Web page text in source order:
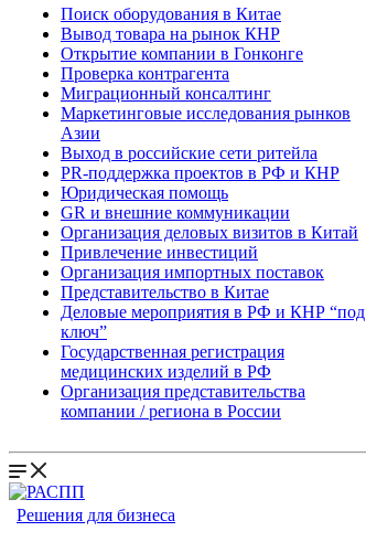
Поиск оборудования в Китае
Вывод товара на рынок КНР
Открытие компании в Гонконге
Проверка контрагента
Миграционный консалтинг
Маркетинговые исследования рынков
Азии
Выход в российские сети ритейла
PR-поддержка проектов в РФ и КНР
Юридическая помощь
GR и внешние коммуникации
Организация деловых визитов в Китай
Привлечение инвестиций
Организация импортных поставок
Представительство в Китае
Деловые мероприятия в РФ и КНР “под
ключ”
Государственная регистрация
медицинских изделий в РФ
Организация представительства
компании / региона в России
Решения для бизнеса